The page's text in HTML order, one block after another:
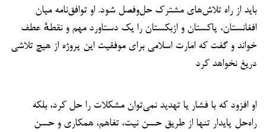
باید از راه تلاش‌های مشترک حل‌وفصل شود. او توافق‌نامه میان
افغانستان، پاکستان و ازبکستان را یک دستاورد مهم و نقطهٔ عطف
خواند و گفت که امارت اسلامی برای موفقیت این پروژه از هیچ تلاشی
دریغ نخواهد کرد
او افزود که با فشار یا تهدید نمی‌توان مشکلات را حل کرد، بلکه
راه‌حل پایدار تنها از طریق حسن نیت، تفاهم، همکاری و حسن